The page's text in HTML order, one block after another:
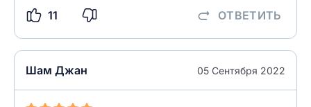
11 ОТВЕТИТЬ
Шам Джан 05 Сентября 2022
0/500
разрешить публикацию отзыва
ЗАКРЫТЬ СОХРАНИТЬ